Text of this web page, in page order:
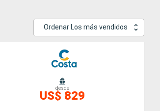
Ordenar Los más vendidos
desde
US$ 829